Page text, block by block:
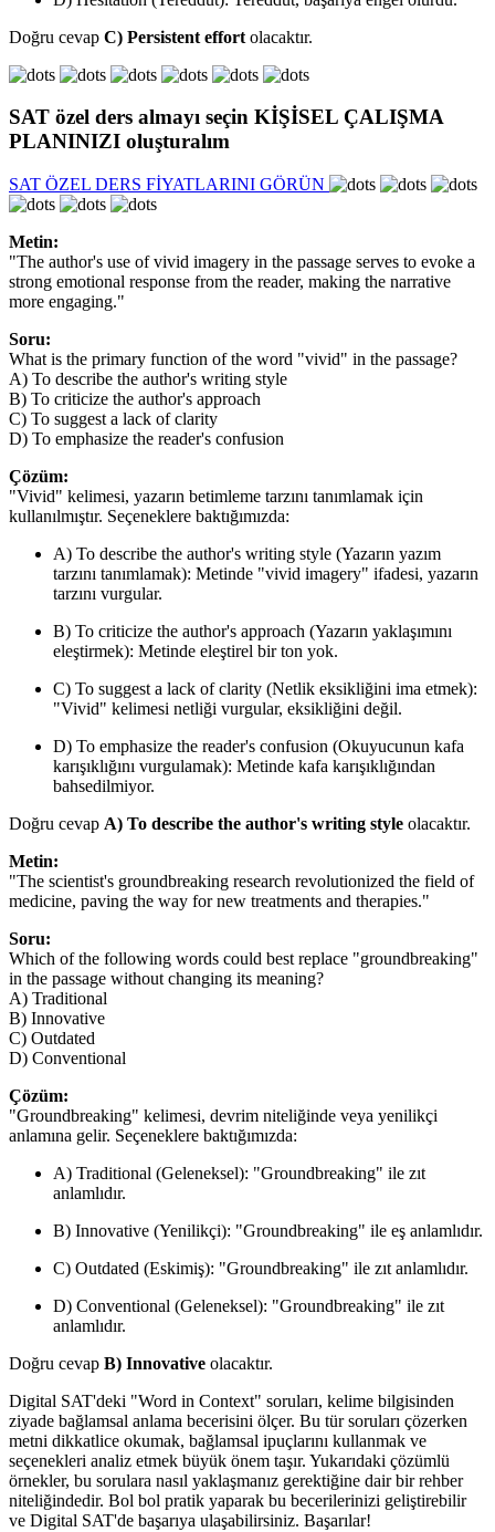
Doğru cevap C) Persistent effort olacaktır.
SAT özel ders almayı seçin KİŞİSEL ÇALIŞMA
PLANINIZI oluşturalım
SAT ÖZEL DERS FİYATLARINI GÖRÜN
Metin:
"The author's use of vivid imagery in the passage serves to evoke a
strong emotional response from the reader, making the narrative
more engaging."
Soru:
What is the primary function of the word "vivid" in the passage?
A) To describe the author's writing style
B) To criticize the author's approach
C) To suggest a lack of clarity
D) To emphasize the reader's confusion
Çözüm:
"Vivid" kelimesi, yazarın betimleme tarzını tanımlamak için
kullanılmıştır. Seçeneklere baktığımızda:
A) To describe the author's writing style (Yazarın yazım
tarzını tanımlamak): Metinde "vivid imagery" ifadesi, yazarın
tarzını vurgular.
B) To criticize the author's approach (Yazarın yaklaşımını
eleştirmek): Metinde eleştirel bir ton yok.
C) To suggest a lack of clarity (Netlik eksikliğini ima etmek):
"Vivid" kelimesi netliği vurgular, eksikliğini değil.
D) To emphasize the reader's confusion (Okuyucunun kafa
karışıklığını vurgulamak): Metinde kafa karışıklığından
bahsedilmiyor.
Doğru cevap A) To describe the author's writing style olacaktır.
Metin:
"The scientist's groundbreaking research revolutionized the field of
medicine, paving the way for new treatments and therapies."
Soru:
Which of the following words could best replace "groundbreaking"
in the passage without changing its meaning?
A) Traditional
B) Innovative
C) Outdated
D) Conventional
Çözüm:
"Groundbreaking" kelimesi, devrim niteliğinde veya yenilikçi
anlamına gelir. Seçeneklere baktığımızda:
A) Traditional (Geleneksel): "Groundbreaking" ile zıt
anlamlıdır.
B) Innovative (Yenilikçi): "Groundbreaking" ile eş anlamlıdır.
C) Outdated (Eskimiş): "Groundbreaking" ile zıt anlamlıdır.
D) Conventional (Geleneksel): "Groundbreaking" ile zıt
anlamlıdır.
Doğru cevap B) Innovative olacaktır.
Digital SAT'deki "Word in Context" soruları, kelime bilgisinden
ziyade bağlamsal anlama becerisini ölçer. Bu tür soruları çözerken
metni dikkatlice okumak, bağlamsal ipuçlarını kullanmak ve
seçenekleri analiz etmek büyük önem taşır. Yukarıdaki çözümlü
örnekler, bu sorulara nasıl yaklaşmanız gerektiğine dair bir rehber
niteliğindedir. Bol bol pratik yaparak bu becerilerinizi geliştirebilir
ve Digital SAT'de başarıya ulaşabilirsiniz. Başarılar!